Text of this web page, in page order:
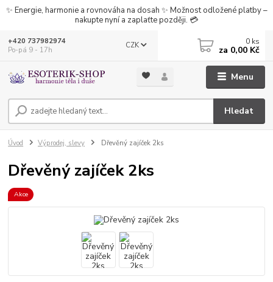
✨ Energie, harmonie a rovnováha na dosah ✨ Možnost odložené platby –
nakupte nyní a zaplaťte později. 💳
Menu
CZK
Hledat
+420 737982974
Po-pá 9 - 17h
0 ks
za 0,00 Kč
Úvod Výprodej, slevy Dřevěný zajíček 2ks
Dřevěný zajíček 2ks
Akce